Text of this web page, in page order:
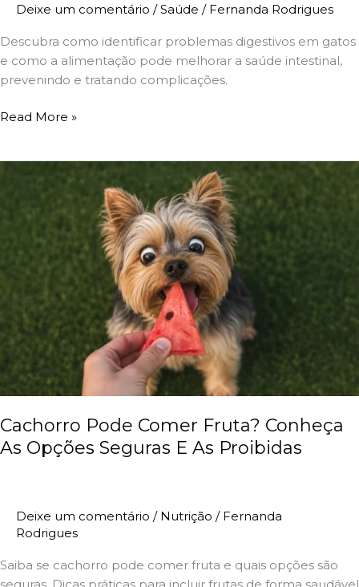
Deixe um comentário /Saúde / Fernanda Rodrigues
Descubra como identificar problemas digestivos em gatos
e como a alimentação pode melhorar a saúde intestinal,
prevenindo e tratando complicações.
Read More »
Cachorro Pode Comer Fruta? Conheça
As Opções Seguras E As Proibidas
Deixe um comentário / Nutrição / Fernanda
Rodrigues
Saiba se cachorro pode comer fruta e quais opções são
seguras. Dicas práticas para incluir frutas de forma saudável
Comer
Conheça
As
Seguras
E
Proibidas